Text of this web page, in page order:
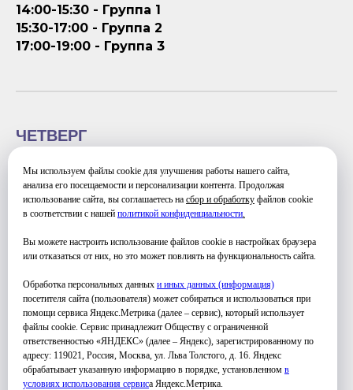
Мы используем файлы cookie для улучшения работы нашего сайта,
анализа его посещаемости и персонализации контента. Продолжая
использование сайта, вы соглашаетесь на сбор и обработку файлов cookie
в соответствии с нашей политикой конфиденциальности.
Вы можете настроить использование файлов cookie в настройках браузера
или отказаться от них, но это может повлиять на функциональность сайта.
Обработка персональных данных и иных данных (информация)
посетителя сайта (пользователя) может собираться и использоваться при
помощи сервиса Яндекс.Метрика (далее – сервис), который использует
файлы cookie. Сервис принадлежит Обществу с ограниченной
ответственностью «ЯНДЕКС» (далее – Яндекс), зарегистрированному по
адресу: 119021, Россия, Москва, ул. Льва Толстого, д. 16. Яндекс
обрабатывает указанную информацию в порядке, установленном в
условиях использования сервиса Яндекс.Метрика.
14:00-15:30 - Группа 1
15:30-17:00 - Группа 2
17:00-19:00 - Группа 3
ЧЕТВЕРГ
14:00-15:30 - Группа 1
15:30-17:00 - Группа 2
17:00-19:00 - Группа 3
УЗНАТЬ ПОДРОБНЕЕ